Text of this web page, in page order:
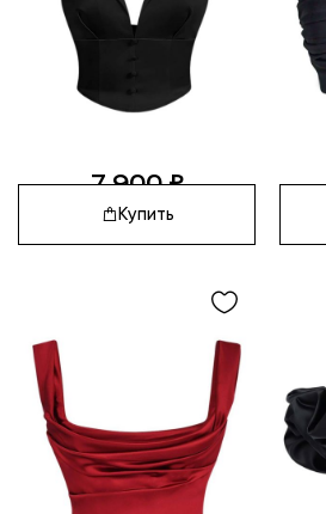
7 900₽
Купить